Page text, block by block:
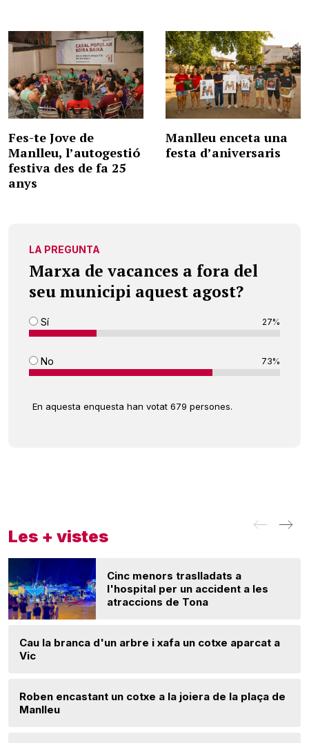
Fes-te Jove de
Manlleu, l’autogestió
festiva des de fa 25
anys
Manlleu enceta una
festa d’aniversaris
LA PREGUNTA
Marxa de vacances a fora del
seu municipi aquest agost?
Sí 27%
No 73%
En aquesta enquesta han votat 679 persones.
Les + vistes
Cinc menors traslladats a
l'hospital per un accident a les
atraccions de Tona
Cau la branca d'un arbre i xafa un cotxe aparcat a
Vic
Roben encastant un cotxe a la joiera de la plaça de
Manlleu